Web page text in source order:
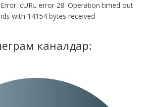
cURL error 28: Operation timed out
with 14154 bytes received
каналдар: